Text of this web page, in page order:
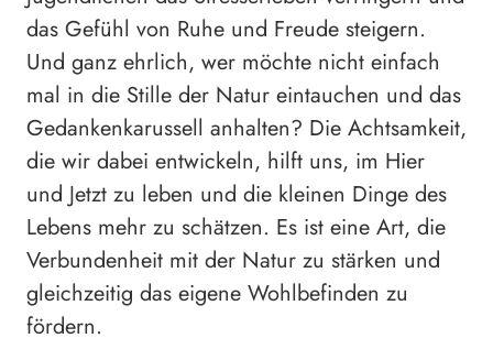
das Gefühl von Ruhe und Freude steigern.
Und ganz ehrlich, wer möchte nicht einfach
mal in die Stille der Natur eintauchen und das
Gedankenkarussell anhalten? Die Achtsamkeit,
die wir dabei entwickeln, hilft uns, im Hier
und Jetzt zu leben und die kleinen Dinge des
Lebens mehr zu schätzen. Es ist eine Art, die
Verbundenheit mit der Natur zu stärken und
gleichzeitig das eigene Wohlbefinden zu
fördern.